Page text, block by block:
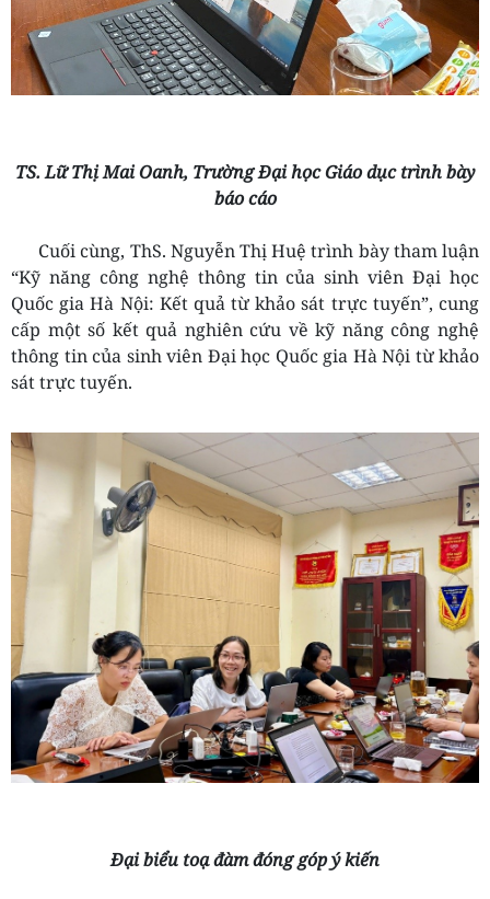
TS. Lữ Thị Mai Oanh, Trường Đại học Giáo dục trình bày
báo cáo
Cuối cùng, ThS. Nguyễn Thị Huệ trình bày tham luận
“Kỹ năng công nghệ thông tin của sinh viên Đại học
Quốc gia Hà Nội: Kết quả từ khảo sát trực tuyến”, cung
cấp một số kết quả nghiên cứu về kỹ năng công nghệ
thông tin của sinh viên Đại học Quốc gia Hà Nội từ khảo
sát trực tuyến.
Đại biểu toạ đàm đóng góp ý kiến